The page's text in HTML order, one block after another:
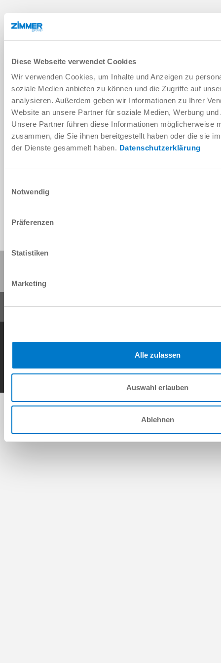
Diese Webseite verwendet Cookies
Wir verwenden Cookies, um Inhalte und Anzeigen zu
soziale Medien anbieten zu können und die Zugriffe auf
analysieren. Außerdem geben wir Informationen zu Ihrer
Website an unsere Partner für soziale Medien, Werbung
Unsere Partner führen diese Informationen möglicherweise
zusammen, die Sie ihnen bereitgestellt haben oder die sie
der Dienste gesammelt haben. Datenschutzerklärung
Notwendig
Präferenzen
Statistiken
Marketing
Alle zulassen
Auswahl erlauben
Ablehnen
AJOUTER POUR COMPARAISON
Contact
Copyright © ZIMMER GROUP 2026